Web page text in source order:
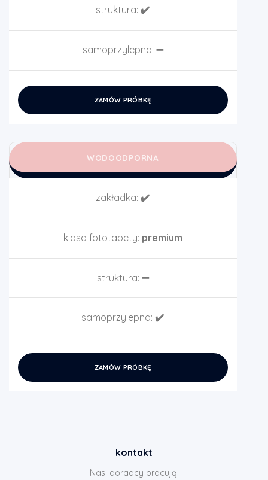
struktura: ✔️
samoprzylepna: ➖
ZAMÓW PRÓBKĘ
WODOODPORNA
zakładka: ✔️
klasa fototapety: premium
struktura: ➖
samoprzylepna: ✔️
ZAMÓW PRÓBKĘ
kontakt
Nasi doradcy pracują: